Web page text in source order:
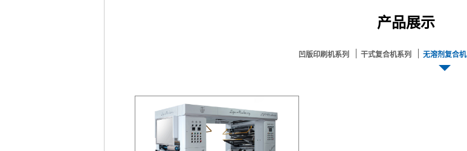
产品展示
凹版印刷机系列 干式复合机系列 无溶剂复合机